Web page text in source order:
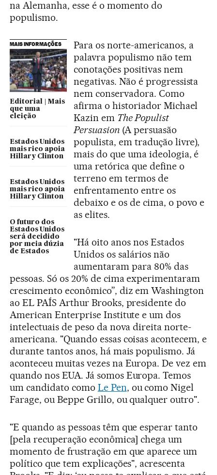
na Alemanha, esse é o momento do
populismo.
MAIS INFORMAÇÕES
Editorial | Mais
que uma
eleição
Estados Unidos
mais rico apoia
Hillary Clinton
Estados Unidos
mais rico apoia
Hillary Clinton
O futuro dos
Estados Unidos
será decidido
por meia dúzia
de Estados
Para os norte-americanos, a
palavra populismo não tem
conotações positivas nem
negativas. Não é progressista
nem conservadora. Como
afirma o historiador Michael
Kazin em The Populist
Persuasion(A persuasão
populista, em tradução livre),
mais do que uma ideologia, é
uma retórica que define o
terreno em termos de
enfrentamento entre os
debaixo e os de cima, o povo e
as elites.
"Há oito anos nos Estados
Unidos os salários não
aumentaram para 80% das
pessoas. Só os 20% de cima experimentaram
crescimento econômico”, diz em Washington
ao EL PAÍS Arthur Brooks, presidente do
American Enterprise Institute e um dos
intelectuais de peso da nova direita norte-
americana. "Quando essas coisas acontecem, e
durante tantos anos, há mais populismo. Já
aconteceu muitas vezes na Europa. De vez em
quando nos EUA. Já somos Europa. Temos
um candidato como Le Pen, ou como Nigel
Farage, ou Beppe Grillo, ou qualquer outro".
"E quando as pessoas têm que esperar tanto
[pela recuperação econômica] chega um
momento de frustração em que aparece um
político que tem explicações", acrescenta